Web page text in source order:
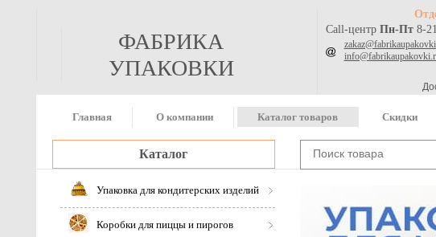
ФАБРИКА
УПАКОВКИ
Call-центр Пн-Пт8-
Главная О компании Каталог товаров Скидки
Каталог
Упаковка для кондитерских изделий
Коробки для пиццы и пирогов